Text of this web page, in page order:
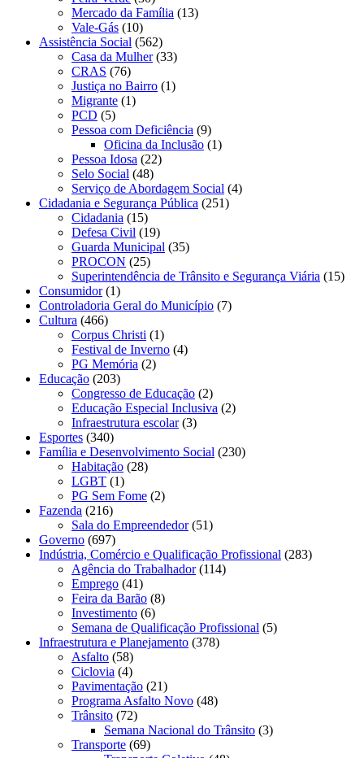
Mercado da Família (13)
Vale-Gás (10)
Assistência Social (562)
Casa da Mulher(33)
CRAS (76)
Justiça no Bairro (1)
Migrante (1)
PCD (5)
Pessoa com Deficiência (9)
Oficina da Inclusão (1)
Pessoa Idosa (22)
Selo Social (48)
Serviço de Abordagem Social (4)
Cidadania e Segurança Pública (251)
Cidadania (15)
Defesa Civil (19)
Guarda Municipal (35)
PROCON (25)
Superintendência de Trânsito e Segurança Viária (15)
Consumidor(1)
Controladoria Geral do Município (7)
Cultura (466)
Corpus Christi (1)
Festival de Inverno (4)
PG Memória (2)
Educação (203)
Congresso de Educação (2)
Educação Especial Inclusiva (2)
Infraestrutura escolar(3)
Esportes (340)
Família e Desenvolvimento Social (230)
Habitação (28)
LGBT (1)
PG Sem Fome (2)
Fazenda (216)
Sala do Empreendedor(51)
Governo (697)
Indústria, Comércio e Qualificação Profissional (283)
Agência do Trabalhador(114)
Emprego (41)
Feira da Barão (8)
Investimento (6)
Semana de Qualificação Profissional (5)
Infraestrutura e Planejamento (378)
Asfalto (58)
Ciclovia (4)
Pavimentação (21)
Programa Asfalto Novo (48)
Trânsito (72)
Semana Nacional do Trânsito (3)
Transporte (69)